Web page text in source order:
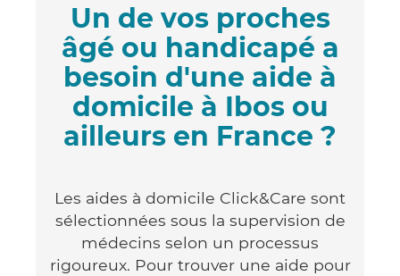
Un de vos proches
âgé ou handicapé a
besoin d'une aide à
domicile à Ibos ou
ailleurs en France ?
Les aides à domicile Click&Care sont
sélectionnées sous la supervision de
médecins selon un processus
rigoureux. Pour trouver une aide pour